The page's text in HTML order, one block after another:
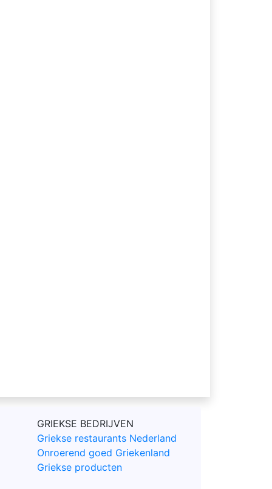
GRIEKSE BEDRIJVEN
Griekse restaurants Nederland
Onroerend goed Griekenland
Griekse producten